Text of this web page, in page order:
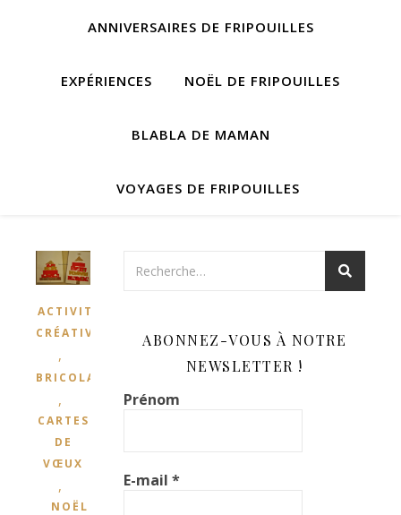
ANNIVERSAIRES DE FRIPOUILLES
EXPÉRIENCES NOËL DE FRIPOUILLES
BLABLA DE MAMAN
VOYAGES DE FRIPOUILLES
ACTIVITÉS
CRÉATIVES
,
BRICOLAGES
,
CARTES
DE
VŒUX
,
NOËL DE
ABONNEZ-VOUS À NOTRE
NEWSLETTER !
Prénom
E-mail *